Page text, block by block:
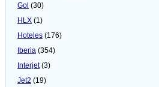
Gol (30)
HLX (1)
Hoteles (176)
Iberia (354)
Interjet(3)
Jet2 (19)